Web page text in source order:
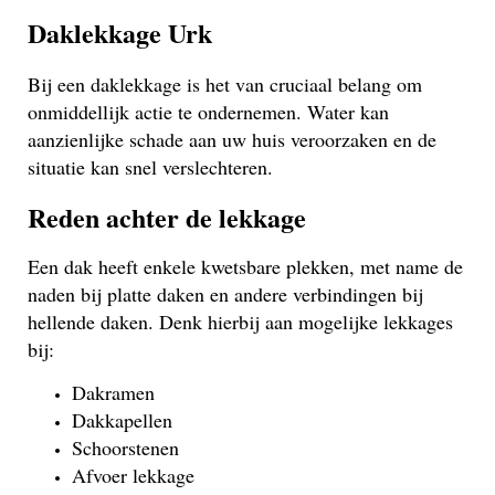
Daklekkage Urk
Bij een daklekkage is het van cruciaal belang om
onmiddellijk actie te ondernemen. Water kan
aanzienlijke schade aan uw huis veroorzaken en de
situatie kan snel verslechteren.
Reden achter de lekkage
Een dak heeft enkele kwetsbare plekken, met name de
naden bij platte daken en andere verbindingen bij
hellende daken. Denk hierbij aan mogelijke lekkages
bij:
Dakramen
Dakkapellen
Schoorstenen
Afvoer lekkage